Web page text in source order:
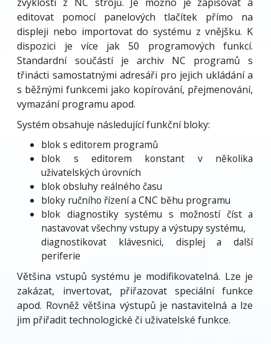
editovat pomocí panelových tlačítek přímo na
displeji nebo importovat do systému z vnějšku. K
dispozici je více jak 50 programových funkcí.
Standardní součástí je archiv NC programů s
třinácti samostatnými adresáři pro jejich ukládání a
s běžnými funkcemi jako kopírování, přejmenování,
vymazání programu apod.
Systém obsahuje následující funkční bloky:
blok s editorem programů
blok s editorem konstant v několika
uživatelských úrovních
blok obsluhy reálného času
bloky ručního řízení a CNC běhu programu
blok diagnostiky systému s možností číst a
nastavovat všechny vstupy a výstupy systému,
diagnostikovat klávesnici, displej a další
periferie
Většina vstupů systému je modifikovatelná. Lze je
zakázat, invertovat, přiřazovat speciální funkce
apod. Rovněž většina výstupů je nastavitelná a lze
jim přiřadit technologické či uživatelské funkce.